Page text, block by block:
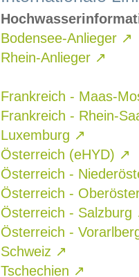
Bodensee-Anlieger ↗
Rhein-Anlieger ↗
Frankreich - Maas-
Frankreich - Rhein-
Luxemburg ↗
Österreich (eHYD) ↗
Österreich -
Österreich -
Österreich - Salzburg
Österreich -
Schweiz ↗
Tschechien ↗